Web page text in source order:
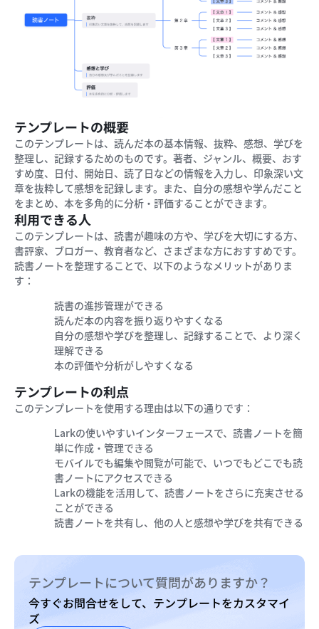
テンプレートの概要
このテンプレートは、読んだ本の基本情報、抜粋、感想、学びを
整理し、記録するためのものです。著者、ジャンル、概要、おす
すめ度、日付、開始日、読了日などの情報を入力し、印象深い文
章を抜粋して感想を記録します。また、自分の感想や学んだこと
をまとめ、本を多角的に分析・評価することができます。
利用できる人
このテンプレートは、読書が趣味の方や、学びを大切にする方、
書評家、ブロガー、教育者など、さまざまな方におすすめです。
読書ノートを整理することで、以下のようなメリットがありま
す：
読書の進捗管理ができる
読んだ本の内容を振り返りやすくなる
自分の感想や学びを整理し、記録することで、より深く
理解できる
本の評価や分析がしやすくなる
テンプレートの利点
このテンプレートを使用する理由は以下の通りです：
Larkの使いやすいインターフェースで、読書ノートを簡
単に作成・管理できる
モバイルでも編集や閲覧が可能で、いつでもどこでも読
書ノートにアクセスできる
Larkの機能を活用して、読書ノートをさらに充実させる
ことができる
読書ノートを共有し、他の人と感想や学びを共有できる
テンプレートについて質問がありますか？
今すぐお問合せをして、テンプレートをカスタマイ
ズ